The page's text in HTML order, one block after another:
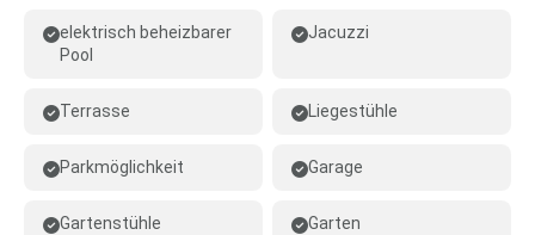
elektrisch beheizbarer
Pool
Jacuzzi
Terrasse Liegestühle
Parkmöglichkeit Garage
Gartenstühle Garten